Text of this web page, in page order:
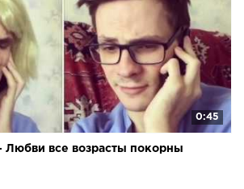
0:45
Любви все возрасты покорны